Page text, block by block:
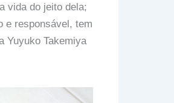
vida do jeito dela;
e responsável, tem
Yuyuko Takemiya